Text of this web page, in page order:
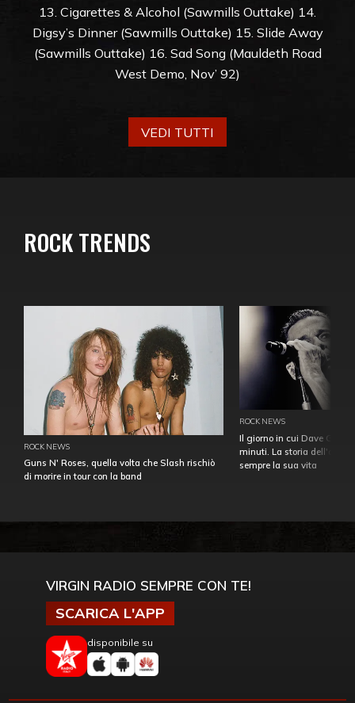
13. Cigarettes & Alcohol (Sawmills Outtake) 14.
Digsy’s Dinner (Sawmills Outtake) 15. Slide Away
(Sawmills Outtake) 16. Sad Song (Mauldeth Road
West Demo, Nov’ 92)
VEDI TUTTI
ROCK TRENDS
ROCK NEWS
Guns N' Roses, quella volta che Slash rischiò
di morire in tour con la band
ROCK NEWS
Il giorno in cui Dave
minuti. La storia
sempre la sua vita
VIRGIN RADIO SEMPRE CON TE!
SCARICA L'APP
disponibile su